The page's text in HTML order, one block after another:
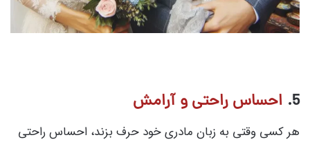
5. احساس راحتی و آرامش
هر کسی وقتی به زبان مادری خود حرف بزند، احساس راحتی